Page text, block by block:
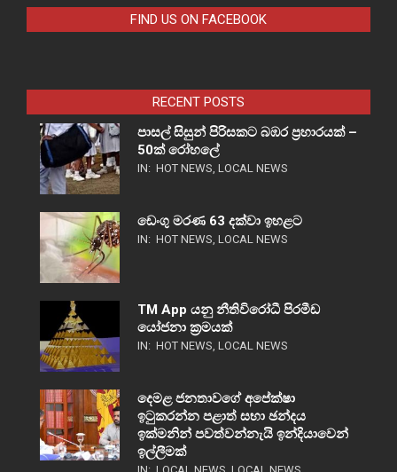
FIND US ON FACEBOOK
RECENT POSTS
පාසල් සිසුන් පිරිසකට බඹර ප්‍රහාරයක් –
50ක් රෝහලේ
IN: HOT NEWS, LOCAL NEWS
ඩෙංගු මරණ 63 දක්වා ඉහළට
IN: HOT NEWS, LOCAL NEWS
TM App යනු නීතිවිරෝධී පිරමීඩ
යෝජනා ක්‍රමයක්
IN: HOT NEWS, LOCAL NEWS
දෙමළ ජනතාවගේ අපේක්ෂා
ඉටුකරන්න පළාත් සභා ඡන්දය
ඉක්මනින් පවත්වන්නැයි ඉන්දියාවෙන්
ඉල්ලීමක්